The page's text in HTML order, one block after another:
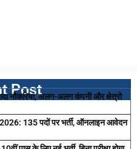
Post
नौकरियां, अलग-अलग कंपनी और क्षेत्रो
135 पदों पर भर्ती, ऑनलाइन आवेदन